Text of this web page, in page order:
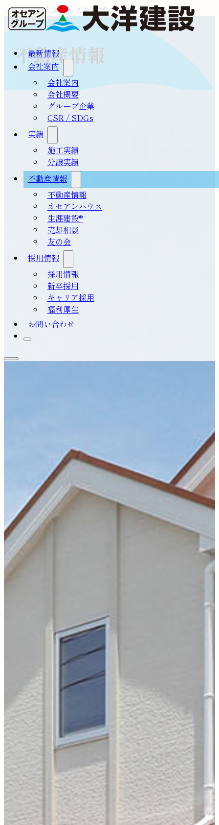
メインコンテンツへスキップフッターへスキップ
最新情報
会社案内
会社案内
会社概要
グループ企業
CSR / SDGs
実績
施工実績
分譲実績
不動産情報
不動産情報
オセアンハウス
生涯建設®
売却相談
友の会
採用情報
採用情報
新卒採用
キャリア採用
福利厚生
お問い合わせ
不動産情報